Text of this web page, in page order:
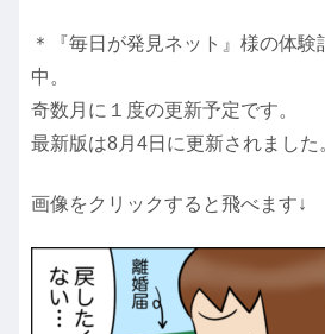
＊『毎日が発見ネット』様の体験
中。
奇数月に１度の更新予定です。
最新版は8月4日に更新されました
画像をクリックすると飛べます↓